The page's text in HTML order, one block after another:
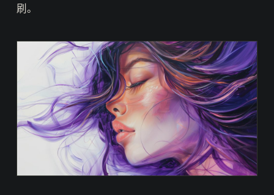
刷。